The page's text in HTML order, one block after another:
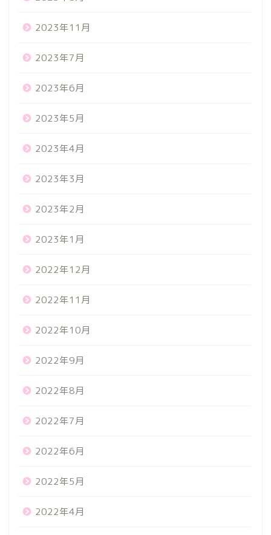
2023年11月
2023年7月
2023年6月
2023年5月
2023年4月
2023年3月
2023年2月
2023年1月
2022年12月
2022年11月
2022年10月
2022年9月
2022年8月
2022年7月
2022年6月
2022年5月
2022年4月